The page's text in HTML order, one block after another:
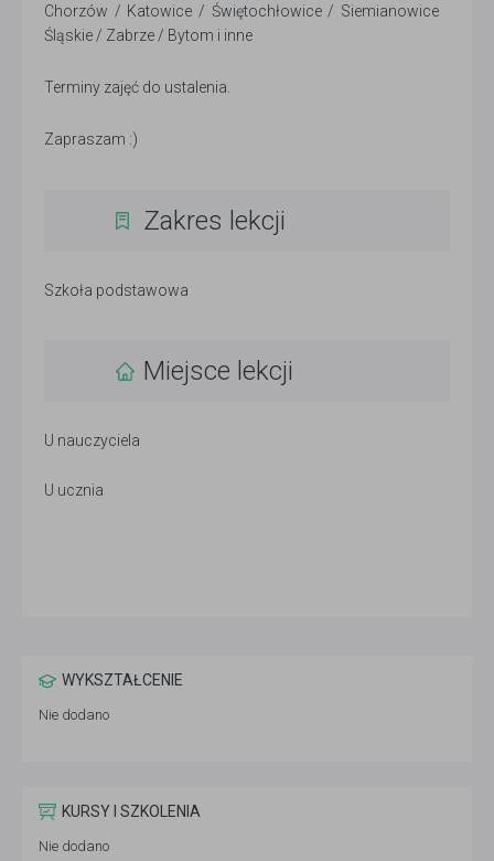
Chorzów / Katowice / Świętochłowice / Siemianowice
Śląskie / Zabrze / Bytom i inne
Terminy zajęć do ustalenia.
Zapraszam :)
Zakres lekcji
Szkoła podstawowa
Miejsce lekcji
U nauczyciela
U ucznia
WYKSZTAŁCENIE
Nie dodano
KURSY I SZKOLENIA
Nie dodano